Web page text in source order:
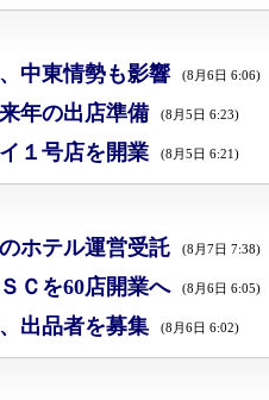
中東情勢も影響 (8月6日 6:06)
年の出店準備 (8月5日 6:23)
１号店を開業 (8月5日 6:21)
ホテル運営受託 (8月7日 7:38)
Ｃを60店開業へ (8月6日 6:05)
出品者を募集 (8月6日 6:02)